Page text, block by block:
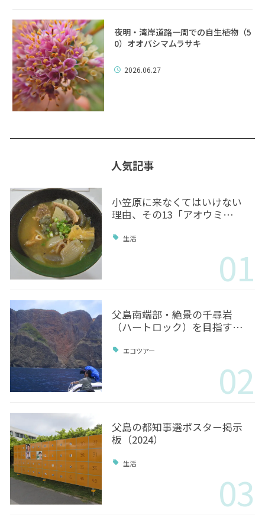
夜明・湾岸道路一周での自生植物（5
0）オオバシマムラサキ
2026.06.27
人気記事
小笠原に来なくてはいけない
理由、その13「アオウミ…
生活
01
父島南端部・絶景の千尋岩
（ハートロック）を目指す…
エコツアー
02
父島の都知事選ポスター掲示
板（2024）
生活
03